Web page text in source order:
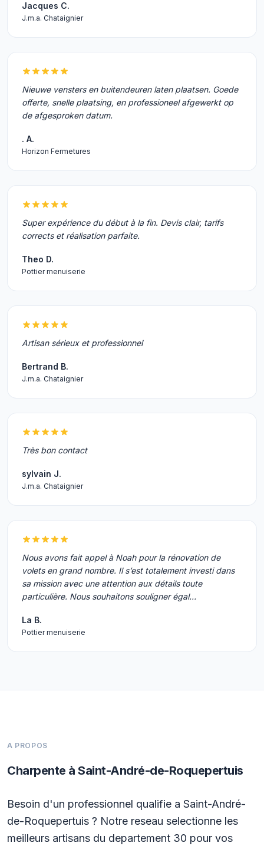
Jacques C.
J.m.a. Chataignier
Nieuwe vensters en buitendeuren laten plaatsen. Goede
offerte, snelle plaatsing, en professioneel afgewerkt op
de afgesproken datum.
. A.
Horizon Fermetures
Super expérience du début à la fin. Devis clair, tarifs
corrects et réalisation parfaite.
Theo D.
Pottier menuiserie
Artisan sérieux et professionnel
Bertrand B.
J.m.a. Chataignier
Très bon contact
sylvain J.
J.m.a. Chataignier
Nous avons fait appel à Noah pour la rénovation de
volets en grand nombre. Il s’est totalement investi dans
sa mission avec une attention aux détails toute
particulière. Nous souhaitons souligner égal…
La B.
Pottier menuiserie
A PROPOS
Charpente à Saint-André-de-Roquepertuis
Besoin d'un professionnel qualifie a Saint-André-
de-Roquepertuis ? Notre reseau selectionne les
meilleurs artisans du departement 30 pour vos